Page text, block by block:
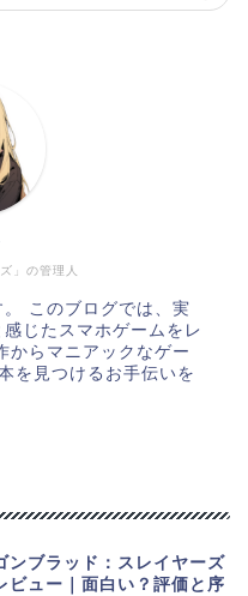
」の管理人
このブログでは、実
じたスマホゲームをレ
からマニアックなゲー
を見つけるお手伝いを
ンブラッド：スレイヤーズ
ビュー｜面白い？評価と序